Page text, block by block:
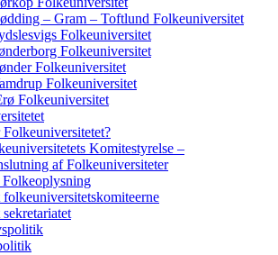
– Gram – Toftlund Folkeuniversitet
Folkeuniversitet
Folkeuniversitet
Folkeuniversitet
Folkeuniversitet
Folkeuniversitet
Komitestyrelse –
af Folkeuniversiteter